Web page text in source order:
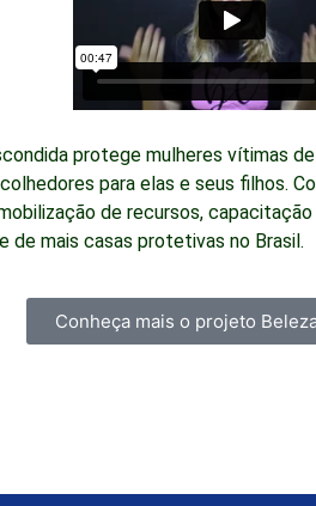
protege mulheres vítimas
para elas e seus filhos.
de recursos,
de mais casas protetivas no Brasil.
Conheça mais o projeto